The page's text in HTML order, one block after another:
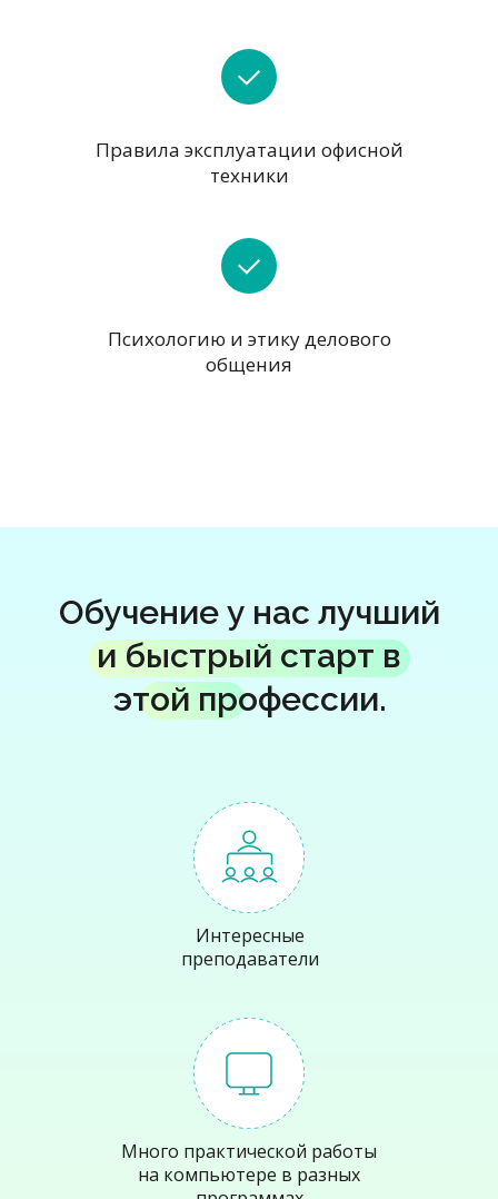
Правила эксплуатации офисной
техники
Психологию и этику делового
общения
Обучение у нас лучший
и быстрый старт в
этой профессии.
Много практической работы
на компьютере в разных
Интересные
преподаватели